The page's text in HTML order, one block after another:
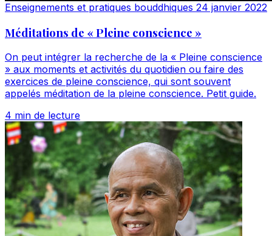
Enseignements et pratiques bouddhiques 24 janvier 2022
Méditations de « Pleine conscience »
On peut intégrer la recherche de la « Pleine conscience
» aux moments et activités du quotidien ou faire des
exercices de pleine conscience, qui sont souvent
appelés méditation de la pleine conscience. Petit guide.
4 min de lecture